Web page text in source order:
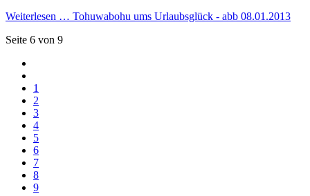
Weiterlesen … Tohuwabohu ums Urlaubsglück - abb 08.01.2013
Seite 6 von 9
1
2
3
4
5
6
7
8
9